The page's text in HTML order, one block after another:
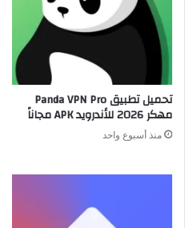
تحميل تطبيق Panda VPN Pro
مهكر 2026 للأندرويد APK مجاناً
منذ أسبوع واحد